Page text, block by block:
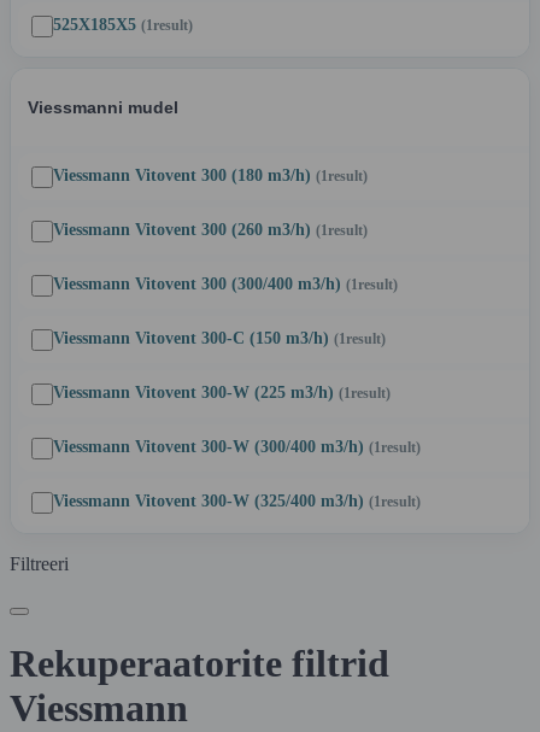
525X185X5 (1 result)
Viessmanni mudel
Viessmann Vitovent 300 (180 m3/h) (1 result)
Viessmann Vitovent 300 (260 m3/h) (1 result)
Viessmann Vitovent 300 (300/400 m3/h) (1 result)
Viessmann Vitovent 300-C (150 m3/h) (1 result)
Viessmann Vitovent 300-W (225 m3/h) (1 result)
Viessmann Vitovent 300-W (300/400 m3/h) (1 result)
Viessmann Vitovent 300-W (325/400 m3/h) (1 result)
Filtreeri
Rekuperaatorite filtrid
Viessmann